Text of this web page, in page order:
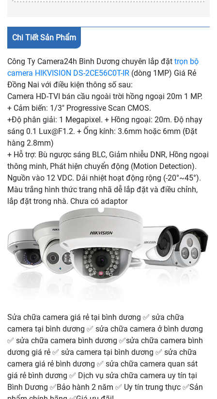
Chi Tiết Sản Phẩm
Công Ty Camera24h Bình Dương chuyên lắp đặt trọn bộ
camera HIKVISION DS-2CE56C0T-IR (dòng 1MP) Giá Rẻ
Đồng Nai với điều kiện thông số sau:
Camera HD-TVI bán cầu ngoài trời hồng ngoại 20m 1 MP.
+ Cảm biến: 1/3" Progressive Scan CMOS.
+Độ phân giải: 1 Megapixel. + Hồng ngoại: 20m. Độ nhạy
sáng 0.1 Lux@F1.2. + Ống kính: 3.6mm hoặc 6mm (Đặt
hàng 2.8mm)
+ Hỗ trợ: Bù ngược sáng BLC, Giảm nhiễu DNR, Hồng ngoại
thông minh, Phát hiện chuyển động (Motion Detection).
Nguồn vào 12 VDC. Dải nhiệt hoạt động rộng (-20°~45°).
Màu trắng hình thức trang nhã dễ lắp đặt và điều chỉnh,
lắp đặt trong nhà. Chưa có adaptor
Sửa chữa camera giá rẻ tại bình dương ✅ sửa chữa
camera tại bình dương ✅ sửa chữa camera ở bình dương
✅ sửa chữa camera bình dương ✅sửa chữa camera bình
dương giá rẻ ✅ sửa camera tại bình dương ✅ sửa chữa
camera giá rẻ bình dương ✅ sửa chữa camera quan sát
giá rẻ bình dương ✅ Dịch vụ sửa chữa camera uy tín tại
Bình Dương ✅Bảo hành 2 năm ✅ Uy tín trung thực ✅Sản